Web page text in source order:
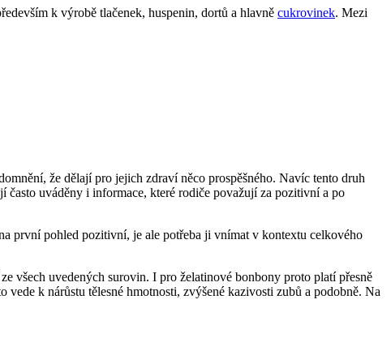
k výrobě tlačenek, huspenin, dortů a hlavně cukrovinek. Mezi
že dělají pro jejich zdraví něco prospěšného. Navíc tento druh
uváděny i informace, které rodiče považují za pozitivní a po
první pohled pozitivní, je ale potřeba ji vnímat v kontextu celkového
všech uvedených surovin. I pro želatinové bonbony proto platí přesně
k nárůstu tělesné hmotnosti, zvýšené kazivosti zubů a podobně. Na